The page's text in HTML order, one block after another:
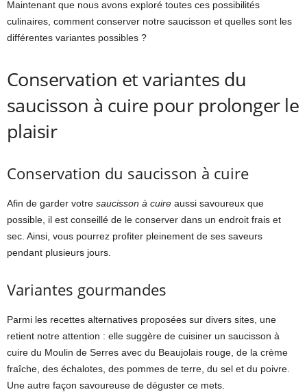
Maintenant que nous avons exploré toutes ces possibilités
culinaires, comment conserver notre saucisson et quelles sont les
différentes variantes possibles ?
Conservation et variantes du
saucisson à cuire pour prolonger le
plaisir
Conservation du saucisson à cuire
Afin de garder votre saucisson à cuire aussi savoureux que
possible, il est conseillé de le conserver dans un endroit frais et
sec. Ainsi, vous pourrez profiter pleinement de ses saveurs
pendant plusieurs jours.
Variantes gourmandes
Parmi les recettes alternatives proposées sur divers sites, une
retient notre attention : elle suggère de cuisiner un saucisson à
cuire du Moulin de Serres avec du Beaujolais rouge, de la crème
fraîche, des échalotes, des pommes de terre, du sel et du poivre.
Une autre façon savoureuse de déguster ce mets.